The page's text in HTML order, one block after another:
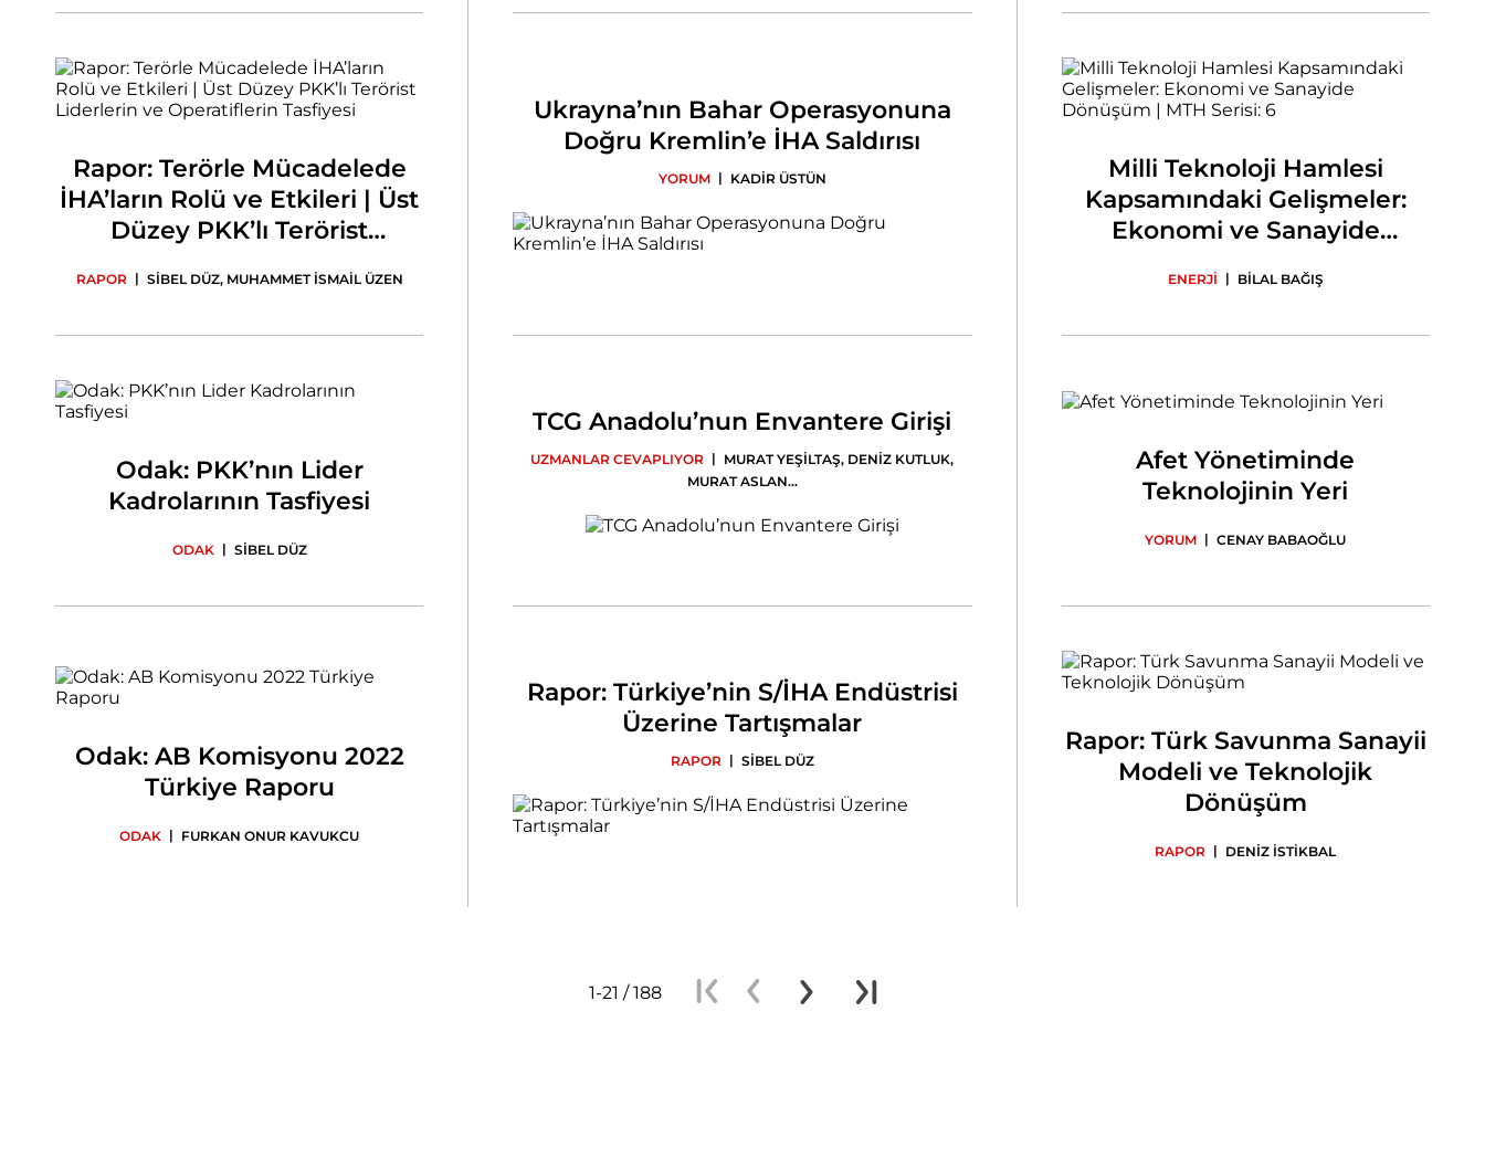
Rapor: Terörle Mücadelede
İHA’ların Rolü ve Etkileri | Üst
Düzey PKK’lı Terörist
Tasfiyesi
RAPOR | SİBEL DÜZ, MUHAMMET İSMAİL ÜZEN
Ukrayna’nın Bahar Operasyonuna
Doğru Kremlin’e İHA Saldırısı
YORUM | KADİR ÜSTÜN
Milli Teknoloji Hamlesi
Kapsamındaki Gelişmeler:
Ekonomi ve Sanayide
ENERJİ | BİLAL BAĞIŞ
Odak: PKK’nın Lider
Kadrolarının Tasfiyesi
ODAK | SİBEL DÜZ
TCG Anadolu’nun Envantere Girişi
UZMANLAR CEVAPLIYOR | MURAT YEŞİLTAŞ, DENİZ KUTLUK,
MURAT ASLAN...
Afet Yönetiminde
Teknolojinin Yeri
YORUM | CENAY BABAOĞLU
Odak: AB Komisyonu 2022
Türkiye Raporu
ODAK | FURKAN ONUR KAVUKCU
Rapor: Türkiye’nin S/İHA Endüstrisi
Üzerine Tartışmalar
RAPOR | SİBEL DÜZ
Rapor: Türk Savunma Sanayii
Modeli ve Teknolojik
Dönüşüm
RAPOR | DENİZ İSTİKBAL
1-21 / 188